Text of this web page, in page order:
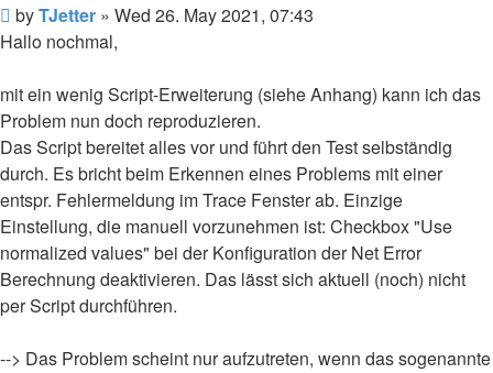
Post
byTJetter » Wed 26. May 2021, 07:43
Hallo nochmal,
mit ein wenig Script-Erweiterung (siehe Anhang) kann ich das
Problem nun doch reproduzieren.
Das Script bereitet alles vor und führt den Test selbständig
durch. Es bricht beim Erkennen eines Problems mit einer
entspr. Fehlermeldung im Trace Fenster ab. Einzige
Einstellung, die manuell vorzunehmen ist: Checkbox "Use
normalized values" bei der Konfiguration der Net Error
Berechnung deaktivieren. Das lässt sich aktuell (noch) nicht
per Script durchführen.
--> Das Problem scheint nur aufzutreten, wenn das sogenannte